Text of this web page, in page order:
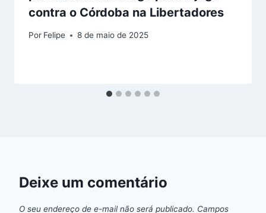
contra o Córdoba na Libertadores
Por Felipe 8 de maio de 2025
Deixe um comentário
O seu endereço de e-mail não será publicado. Campos